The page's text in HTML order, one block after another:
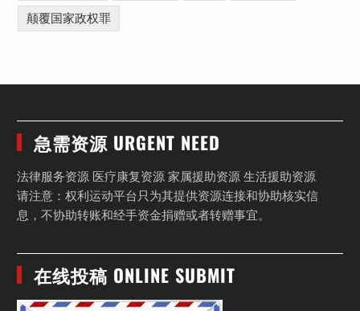
颠覆国家政权罪
急需资源 URGENT NEED
法律服务资源 医疗康复资源 家属援助资源 生活援助资源
请注意：权利运动平台只为其提供资源连接和协助核实信
息，不协助转账和经手资金捐赠或者转赠事宜。
在线投稿 ONLINE SUBMIT